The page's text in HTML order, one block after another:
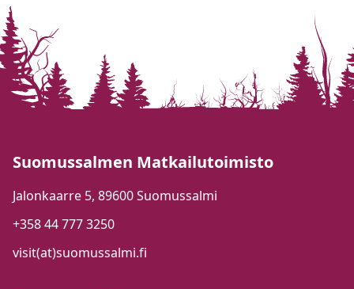
Suomussalmen Matkailutoimisto
Jalonkaarre 5, 89600 Suomussalmi
+358 44 777 3250
visit(at)suomussalmi.fi